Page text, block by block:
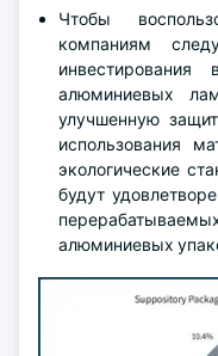
Чтобы
компаниям
алюминиевых
улучшенную
использования
экологические
будут
алюминиевых